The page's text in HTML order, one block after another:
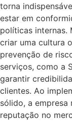
torna
estar em
políticas internas.
criar uma cultura
prevenção de
serviços, como a
garantir
clientes. Ao
sólido, a
reputação no